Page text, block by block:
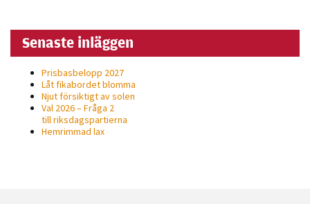
Senaste inläggen
Prisbasbelopp 2027
Låt fikabordet blomma
Njut försiktigt av solen
Val 2026 – Fråga 2
till riksdagspartierna
Hemrimmad lax